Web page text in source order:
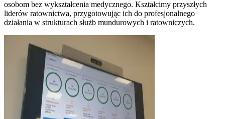
osobom bez wykształcenia medycznego. Kształcimy przyszłych
liderów ratownictwa, przygotowując ich do profesjonalnego
działania w strukturach służb mundurowych i ratowniczych.